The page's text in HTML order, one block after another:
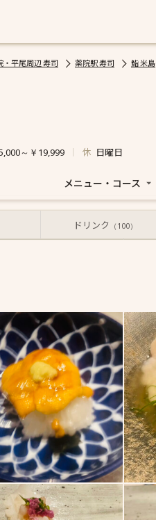
・平尾周辺 寿司 薬院駅 寿司 鮨 米島
～￥19,999 休 日曜日
メニュー・コース
ドリンク （100）